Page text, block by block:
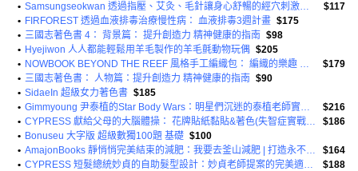
•
Samsungseokwan 透過指壓、艾灸、毛針讓身心舒暢的經穴刺激療法
$117
• FIRFOREST 透過血液排毒治療慢性病： 血液排毒3週計畫 $175
• 三國志著色書 4： 背景篇： 提升創造力 精神健康的指南 $98
• Hyejiwon 人人都能輕鬆用羊毛製作的羊毛氈動物玩偶 $205
•
NOWBOOK BEYOND THE REEF 風格手工編織包： 編織的樂趣 攜帶的喜悅
$179
• 三國志著色書： 人物篇：提升創造力 精神健康的指南 $90
• SidaeIn 超級女力著色書 $185
•
Gimmyoung 尹泰植的Star Body Wars：明星們沉迷的泰植老師實戰PT
$216
•
CYPRESS 獻給父母的大腦體操： 花牌貼紙黏貼&著色(失智症實戰篇-銀髮族用)
$186
• Bonuseu 大字版 超級數獨100題 基礎 $100
•
AmajonBooks 靜悄悄完美結束的減肥：我要去釜山減肥 | 打造永不復胖體質的最後一次減肥
$164
•
CYPRESS 短髮總統妙貞的自助髮型設計：妙貞老師提案的完美適合我臉型的短髮造型
$188